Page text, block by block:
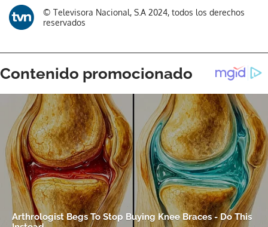
© Televisora Nacional, S.A 2024, todos los derechos
reservados